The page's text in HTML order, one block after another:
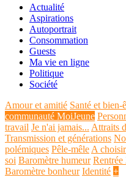
Actualité
Aspirations
Autoportrait
Consommation
Guests
Ma vie en ligne
Politique
Société
Amour et amitié Santé et bien-
communauté MoiJeune
travail Je n'ai jamais... Attraits
Transmission et générations
polémiques Pêle-mêle A choisir
soi Baromètre humeur Rentrée
Baromètre bonheur Identité +